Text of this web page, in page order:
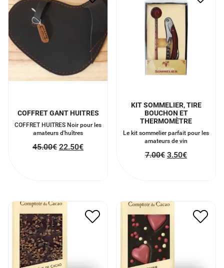
COFFRET GANT HUITRES
COFFRET HUITRES Noir pour les
amateurs d'huîtres
45.00€ 22.50€
KIT SOMMELIER, TIRE
BOUCHON ET
THERMOMÈTRE
Le kit sommelier parfait pour les
amateurs de vin
7.00€ 3.50€
NOIR
6.00€ 3.00
NOIR AVEC DES COEURS